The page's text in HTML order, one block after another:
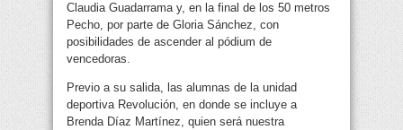
Claudia Guadarrama y, en la final de los 50 metros
Pecho, por parte de Gloria Sánchez, con
posibilidades de ascender al pódium de
vencedoras.
Previo a su salida, las alumnas de la unidad
deportiva Revolución, en donde se incluye a
Brenda Díaz Martínez, quien será nuestra